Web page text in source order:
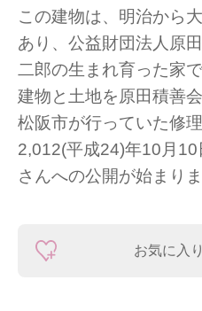
この建物は、明治から
あり、公益財団法人原
二郎の生まれ育った家で
建物と土地を原田積善
松阪市が行っていた修
2,012(平成24)年10月
さんへの公開が始まりま
お気に入